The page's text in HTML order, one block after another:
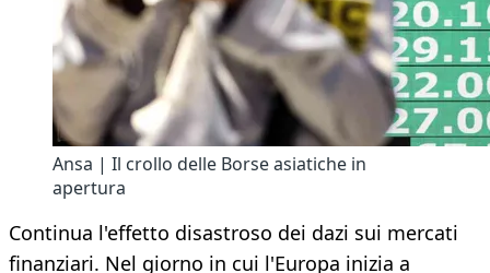
Ansa | Il crollo delle Borse asiatiche in
apertura
Continua l'effetto disastroso dei dazi sui mercati
finanziari. Nel giorno in cui l'Europa inizia a